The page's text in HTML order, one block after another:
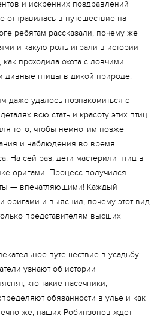
18 фото
и искренних поздравлений
отправилась в путешествие на
ребятам рассказали, почему же
и какую роль играли в истории
как проходила охота с ловчими
дивные птицы в дикой природе.
даже удалось познакомиться с
всю стать и красоту этих птиц.
того, чтобы немногим позже
и наблюдения во время
На сей раз, дети мастерили птиц в
оригами. Процесс получился
— впечатляющими! Каждый
оригами и выяснил, почему этот вид
представителям высших
путешествие в усадьбу
узнают об истории
кто такие пасечники,
обязанности в улье и как
же, наших Робинзонов ждёт